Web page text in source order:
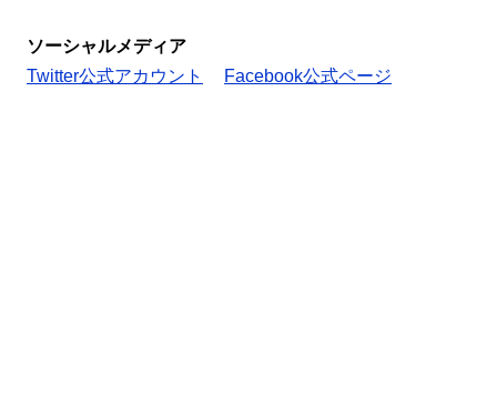
ソーシャルメディア
Twitter公式アカウント
Facebook公式ページ